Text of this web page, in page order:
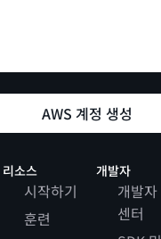
AWS 계정 생성
리소스
시작하기
훈련
개발자
개발자
센터